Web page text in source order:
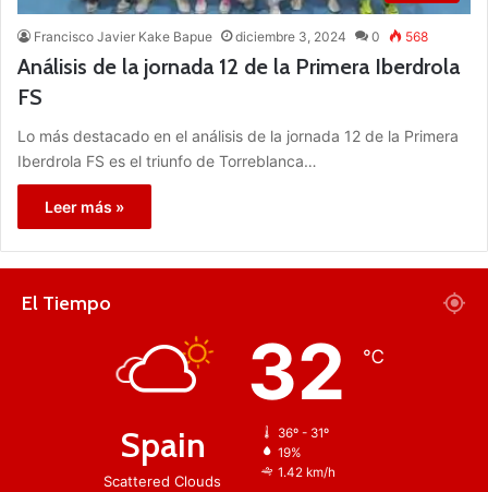
Francisco Javier Kake Bapue diciembre 3, 2024 0 568
Análisis de la jornada 12 de la Primera Iberdrola
FS
Lo más destacado en el análisis de la jornada 12 de la Primera
Iberdrola FS es el triunfo de Torreblanca…
Leer más »
El Tiempo
Spain
Scattered Clouds
32 ℃
36º - 31º
19%
1.42 km/h